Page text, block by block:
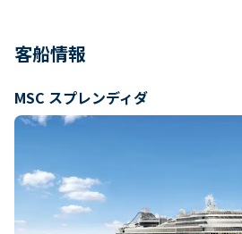
客船情報
MSC スプレンディダ